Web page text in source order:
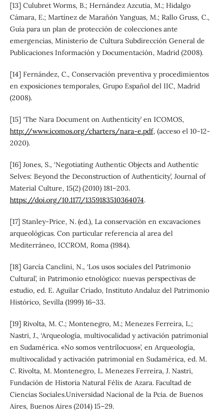
[13] Culubret Worms, B.; Hernández Azcutia, M.; Hidalgo
Cámara, E.; Martínez de Marañón Yanguas, M.; Rallo Gruss, C.,
Guía para un plan de protección de colecciones ante
emergencias, Ministerio de Cultura Subdirección General de
Publicaciones Información y Documentación, Madrid (2008).
[14] Fernández, C., Conservación preventiva y procedimientos
en exposiciones temporales, Grupo Español del IIC, Madrid
(2008).
[15] ‘The Nara Document on Authenticity’ en ICOMOS,
http://www.icomos.org/charters/nara-e.pdf, (acceso el 10-12-
2020).
[16] Jones, S., ‘Negotiating Authentic Objects and Authentic
Selves: Beyond the Deconstruction of Authenticity’, Journal of
Material Culture, 15(2) (2010) 181–203.
https://doi.org/10.1177/1359183510364074.
[17] Stanley-Price, N. (ed.), La conservación en excavaciones
arqueológicas. Con particular referencia al area del
Mediterráneo, ICCROM, Roma (1984).
[18] García Canclini, N., ‘Los usos sociales del Patrimonio
Cultural’, in Patrimonio etnológico: nuevas perspectivas de
estudio, ed. E. Aguilar Criado, Instituto Andaluz del Patrimonio
Histórico, Sevilla (1999) 16–33.
[19] Rivolta, M. C.; Montenegro, M.; Menezes Ferreira, L.;
Nastri, J., ‘Arqueología, multivocalidad y activación patrimonial
en Sudamérica. «No somos ventrílocuos»’, en Arqueología,
multivocalidad y activación patrimonial en Sudamérica, ed. M.
C. Rivolta, M. Montenegro, L. Menezes Ferreira, J. Nastri,
Fundación de Historia Natural Félix de Azara. Facultad de
Ciencias Sociales.Universidad Nacional de la Pcia. de Buenos
Aires, Buenos Aires (2014) 15–29.